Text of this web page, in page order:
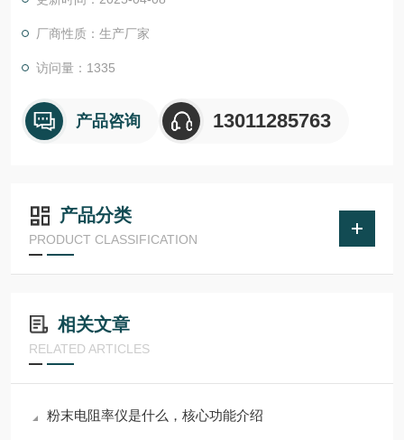
厂商性质：生产厂家
访问量：1335
产品咨询 13011285763
产品分类
PRODUCT CLASSIFICATION
相关文章
RELATED ARTICLES
粉末电阻率仪是什么，核心功能介绍